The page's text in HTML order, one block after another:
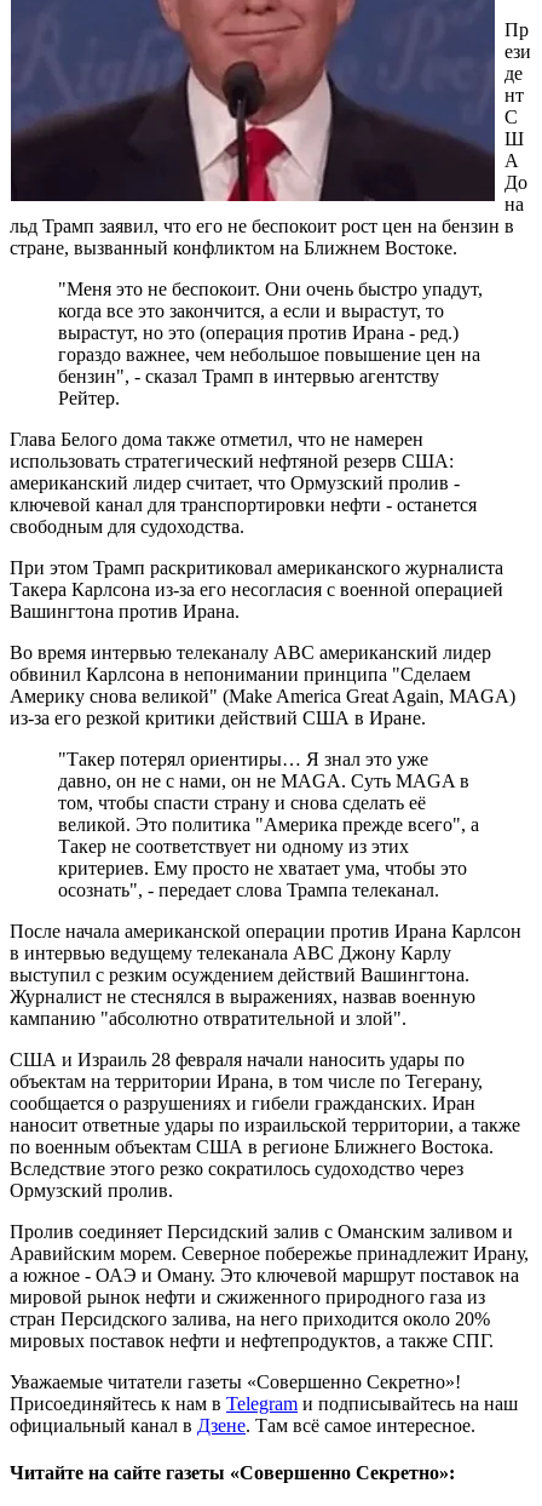
Пр
ези
де
нт
С
Ш
А
До
на
льд Трамп заявил, что его не беспокоит рост цен на бензин в
стране, вызванный конфликтом на Ближнем Востоке.
"Меня это не беспокоит. Они очень быстро упадут,
когда все это закончится, а если и вырастут, то
вырастут, но это (операция против Ирана - ред.)
гораздо важнее, чем небольшое повышение цен на
бензин", - сказал Трамп в интервью агентству
Рейтер.
Глава Белого дома также отметил, что не намерен
использовать стратегический нефтяной резерв США:
американский лидер считает, что Ормузский пролив -
ключевой канал для транспортировки нефти - останется
свободным для судоходства.
При этом Трамп раскритиковал американского журналиста
Такера Карлсона из-за его несогласия с военной операцией
Вашингтона против Ирана.
Во время интервью телеканалу ABC американский лидер
обвинил Карлсона в непонимании принципа "Сделаем
Америку снова великой" (Make America Great Again, MAGA)
из-за его резкой критики действий США в Иране.
"Такер потерял ориентиры… Я знал это уже
давно, он не с нами, он не MAGA. Суть MAGA в
том, чтобы спасти страну и снова сделать её
великой. Это политика "Америка прежде всего", а
Такер не соответствует ни одному из этих
критериев. Ему просто не хватает ума, чтобы это
осознать", - передает слова Трампа телеканал.
После начала американской операции против Ирана Карлсон
в интервью ведущему телеканала ABC Джону Карлу
выступил с резким осуждением действий Вашингтона.
Журналист не стеснялся в выражениях, назвав военную
кампанию "абсолютно отвратительной и злой".
США и Израиль 28 февраля начали наносить удары по
объектам на территории Ирана, в том числе по Тегерану,
сообщается о разрушениях и гибели гражданских. Иран
наносит ответные удары по израильской территории, а также
по военным объектам США в регионе Ближнего Востока.
Вследствие этого резко сократилось судоходство через
Ормузский пролив.
Пролив соединяет Персидский залив с Оманским заливом и
Аравийским морем. Северное побережье принадлежит Ирану,
а южное - ОАЭ и Оману. Это ключевой маршрут поставок на
мировой рынок нефти и сжиженного природного газа из
стран Персидского залива, на него приходится около 20%
мировых поставок нефти и нефтепродуктов, а также СПГ.
Уважаемые читатели газеты «Совершенно Секретно»!
Присоединяйтесь к нам в Telegram и подписывайтесь на наш
официальный канал в Дзене. Там всё самое интересное.
Читайте на сайте газеты «Совершенно Секретно»: